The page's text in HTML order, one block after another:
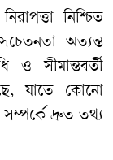
নিশ্চিত
অত্যন্ত
ও সীমান্তবর্তী
যাতে কোনো
সম্পর্কে দ্রুত তথ্য